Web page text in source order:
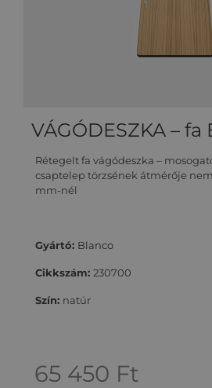
VÁGÓDESZKA – fa
Rétegelt fa vágódeszka –
csaptelep törzsének átmérője
mm-nél
Gyártó: Blanco
Cikkszám: 230700
Szín: natúr
65 450 Ft